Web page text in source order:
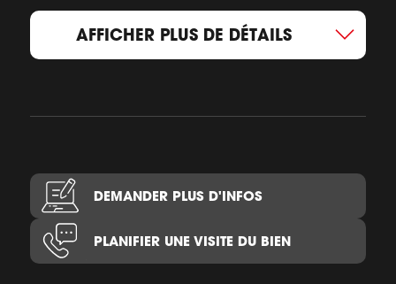
AFFICHER PLUS DE DÉTAILS
DEMANDER PLUS D'INFOS
PLANIFIER UNE VISITE DU BIEN